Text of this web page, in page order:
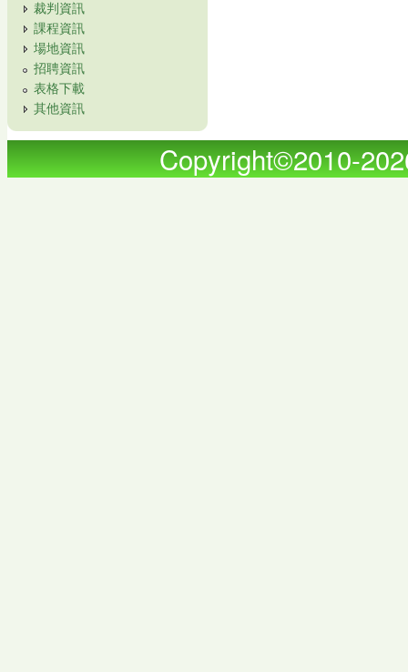
裁判資訊
課程資訊
場地資訊
招聘資訊
表格下載
其他資訊
Copyright©2010-